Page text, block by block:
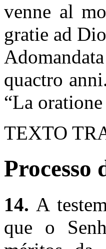
venne al
gratie ad
quactro
“La
TEXTO
Processo
14. A
que o